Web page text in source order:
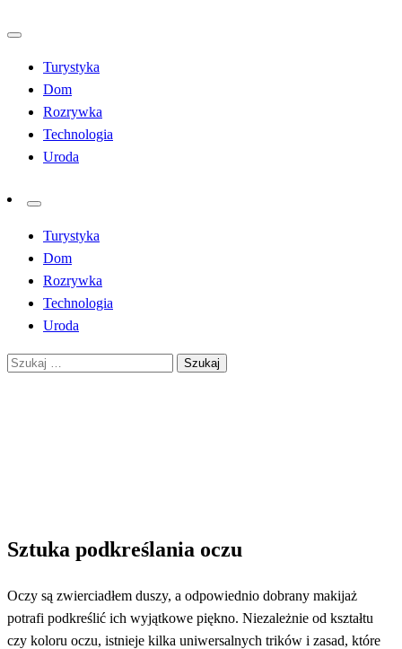
Przejdź
treści
Turystyka
Dom
Rozrywka
Technologia
Uroda
Turystyka
Dom
Rozrywka
Technologia
Uroda
Szukaj:
Sztuka podkreślania oczu
Oczy są zwierciadłem duszy, a odpowiednio dobrany makijaż
potrafi podkreślić ich wyjątkowe piękno. Niezależnie od kształtu
czy koloru oczu, istnieje kilka uniwersalnych trików i zasad, które